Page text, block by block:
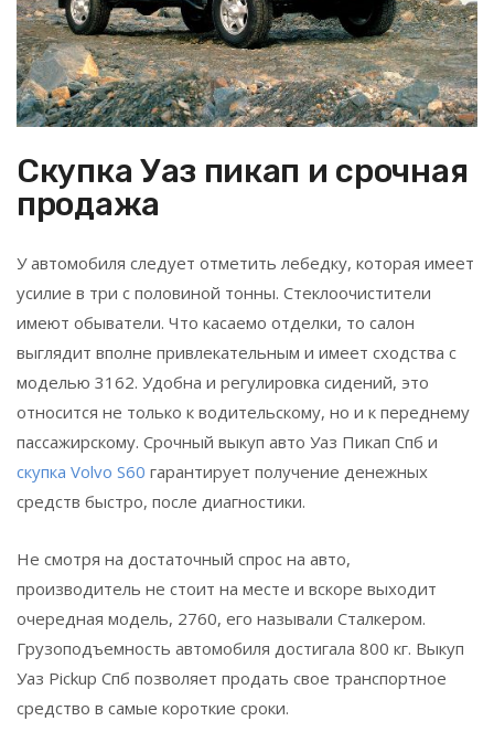
Скупка Уаз пикап и срочная
продажа
У автомобиля следует отметить лебедку, которая имеет
усилие в три с половиной тонны. Стеклоочистители
имеют обыватели. Что касаемо отделки, то салон
выглядит вполне привлекательным и имеет сходства с
моделью 3162. Удобна и регулировка сидений, это
относится не только к водительскому, но и к переднему
пассажирскому. Срочный выкуп авто Уаз Пикап Спб и
скупка Volvo S60 гарантирует получение денежных
средств быстро, после диагностики.
Не смотря на достаточный спрос на авто,
производитель не стоит на месте и вскоре выходит
очередная модель, 2760, его называли Сталкером.
Грузоподъемность автомобиля достигала 800 кг. Выкуп
Уаз Pickup Спб позволяет продать свое транспортное
средство в самые короткие сроки.